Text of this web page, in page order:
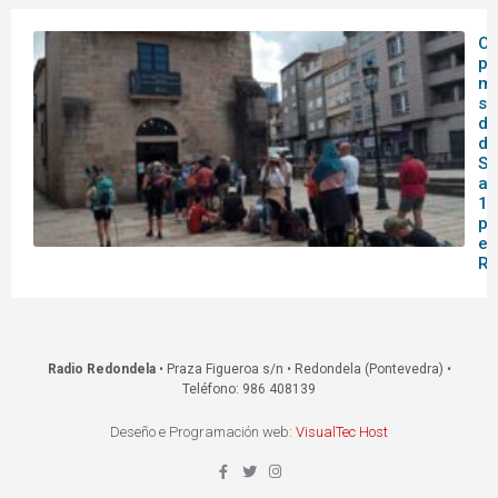
O
de
14
en
Radio Redondela• Praza Figueroa s/n • Redondela (Pontevedra) •
Teléfono: 986 408139
Deseño e Programación web: VisualTec Host